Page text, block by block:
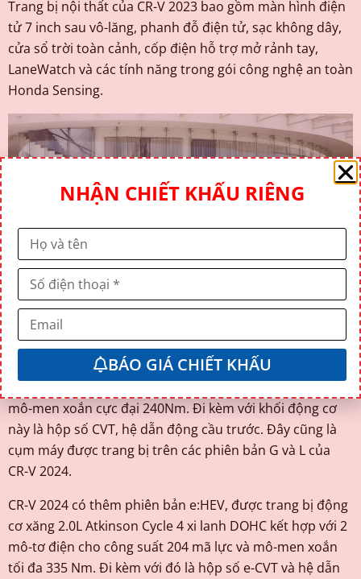
Trang bị nội thất của CR-V 2023 bao gồm màn hình điện
tử 7 inch sau vô-lăng, phanh đỗ điện tử, sạc không dây,
cửa sổ trời toàn cảnh, cốp điện hỗ trợ mở rảnh tay,
LaneWatch và các tính năng trong gói công nghệ an toàn
Honda Sensing.
Honda CR-V 2023 được trang bị động cơ 4 xi-lanh, dung
mô-men xoắn cực đại 240Nm. Đi kèm với khối động cơ
này là hộp số CVT, hệ dẫn động cầu trước. Đây cũng là
cụm máy được trang bị trên các phiên bản G và L của
CR-V 2024.
CR-V 2024 có thêm phiên bản e:HEV, được trang bị động
cơ xăng 2.0L Atkinson Cycle 4 xi lanh DOHC kết hợp với 2
mô-tơ điện cho công suất 204 mã lực và mô-men xoắn
tối đa 335 Nm. Đi kèm với đó là hộp số e-CVT và hệ dẫn
NHẬN CHIẾT KHẤU RIÊNG
BÁO GIÁ CHIẾT KHẤU